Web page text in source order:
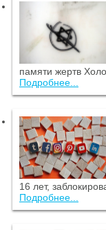
памяти жертв
Подробнее...
16 лет,
Подробнее...